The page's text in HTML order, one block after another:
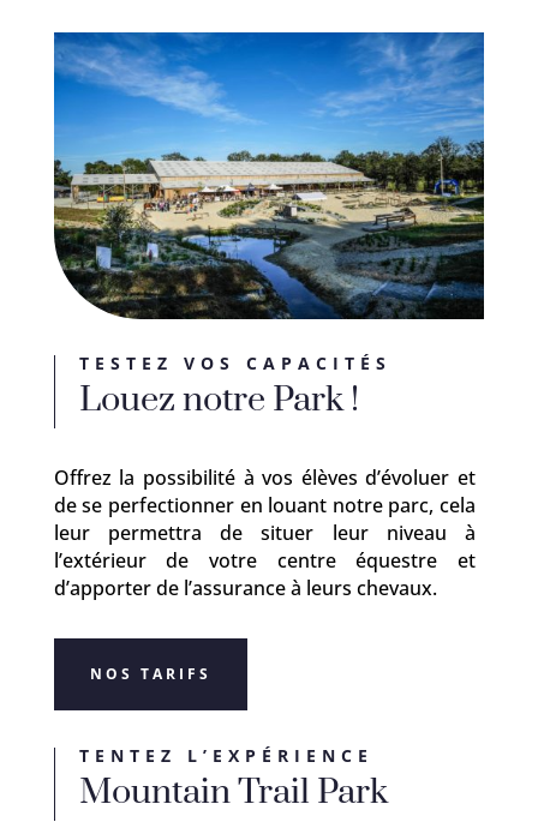
TESTEZ VOS CAPACITÉS
Louez notre Park !
Offrez la possibilité à vos élèves d’évoluer et
de se perfectionner en louant notre parc, cela
leur permettra de situer leur niveau à
l’extérieur de votre centre équestre et
d’apporter de l’assurance à leurs chevaux.
NOS TARIFS
TENTEZ L’EXPÉRIENCE
Mountain Trail Park